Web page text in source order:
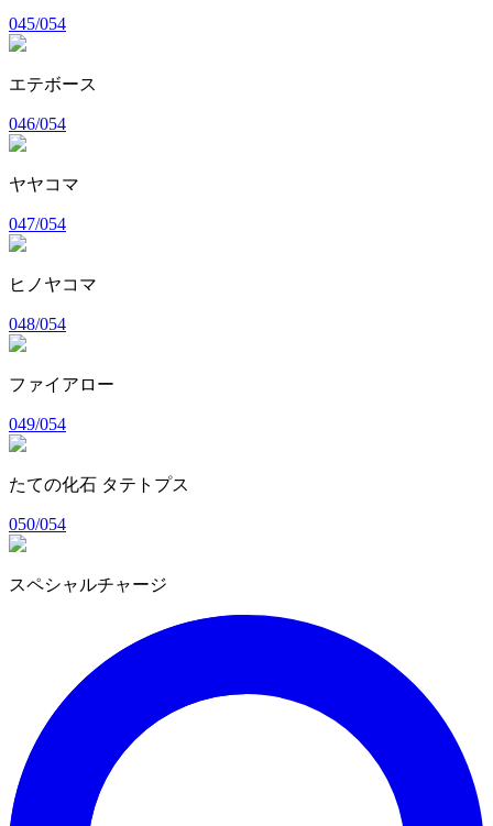
045/054
エテボース
046/054
ヤヤコマ
047/054
ヒノヤコマ
048/054
ファイアロー
049/054
たての化石 タテトプス
050/054
スペシャルチャージ